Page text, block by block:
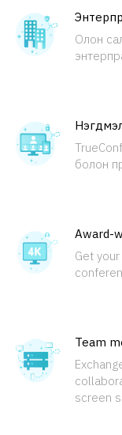
Олон
болон
Award-
Get
Team
screen